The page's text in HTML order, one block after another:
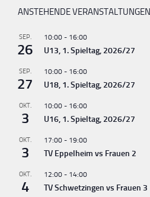
ANSTEHENDE VERANSTALTUNGEN
SEP.
26
10:00 - 16:00
U13, 1. Spieltag, 2026/27
SEP.
27
10:00 - 16:00
U18, 1. Spieltag, 2026/27
OKT.
3
10:00 - 16:00
U16, 1. Spieltag, 2026/27
OKT.
3
17:00 - 19:00
TV Eppelheim vs Frauen 2
OKT.
4
12:00 - 14:00
TV Schwetzingen vs Frauen 3